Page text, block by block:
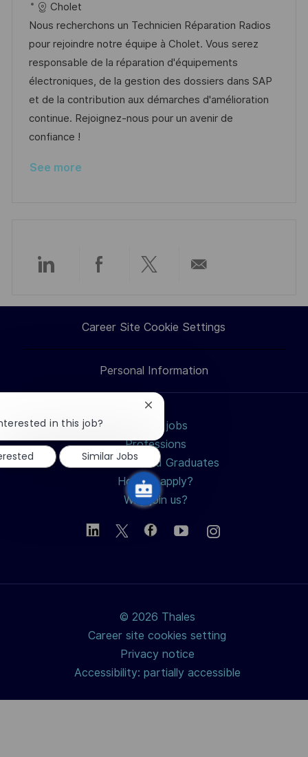
c
a
t
i
o
n
t
e
d
D
a
t
o
b
I
d
t
e
g
o
r
y
Cholet
Nous recherchons un Technicien Réparation Radios
pour rejoindre notre équipe à Cholet. Vous serez
responsable de la réparation d'équipements
électroniques, de la gestion des dossiers dans SAP
et de la contribution aux démarches d'amélioration
continue. Rejoignez-nous pour un avenir de
confiance !
See more
Share
via
LinkedIn
Share
via
Facebook
Share
via
twitter
via
email
Career Site Cookie Settings
Personal Information
Search jobs
Professions
Students and Graduates
How to apply?
Why join us?
© 2026 Thales
Career site cookies setting
Privacy notice
Accessibility: partially accessible
in this job?
Close
chatbot
notification
Similar Jobs